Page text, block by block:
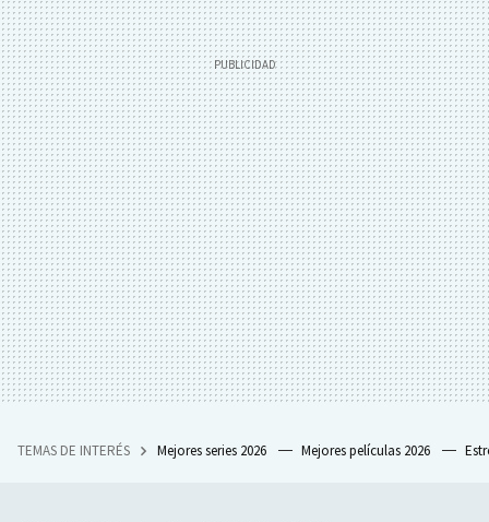
TEMAS DE INTERÉS Mejores series 2026 Mejores películas 2026